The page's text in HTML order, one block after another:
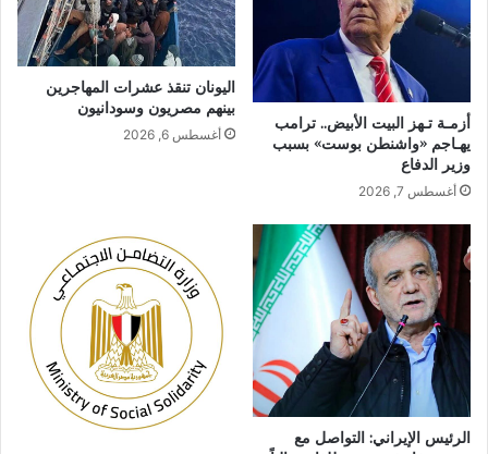
أزمـة تـهز البيت الأبيض.. ترامب
يهـاجم «واشنطن بوست» بسبب
وزير الدفاع
أغسطس 7, 2026
اليونان تنقذ عشرات المهاجرين
بينهم مصريون وسودانيون
أغسطس 6, 2026
الرئيس الإيراني: التواصل مع